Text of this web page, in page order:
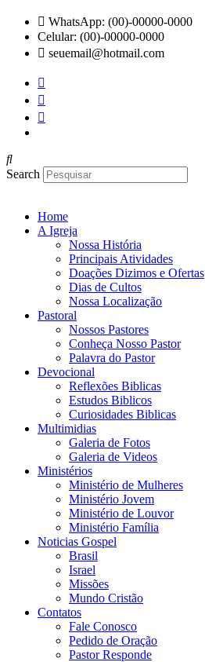
para
conteúdo
WhatsApp: (00)-00000-0000
Celular: (00)-00000-0000
seuemail@hotmail.com
Search
Home
A Igreja
Nossa História
Principais Atividades
Doações Dizimos e Ofertas
Dias de Cultos
Nossa Localização
Pastoral
Nossos Pastores
Conheça Nosso Pastor
Palavra do Pastor
Devocional
Reflexões Biblicas
Estudos Biblicos
Curiosidades Biblicas
Multimidias
Galeria de Fotos
Galeria de Videos
Ministérios
Ministério de Mulheres
Ministério Jovem
Ministério de Louvor
Ministério Família
Noticias Gospel
Brasil
Israel
Missões
Mundo Cristão
Contatos
Fale Conosco
Pedido de Oração
Pastor Responde